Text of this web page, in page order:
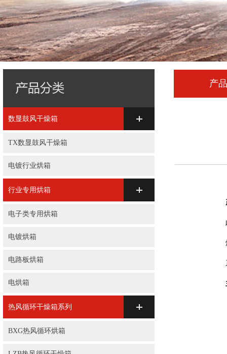
数显鼓风干燥箱
TX数显鼓风干燥箱
电镀行业烘箱
行业专用烘箱
电子类专用烘箱
电镀烘箱
电路板烘箱
电烘箱
热风循环干燥箱系列
BXG热风循环烘箱
产